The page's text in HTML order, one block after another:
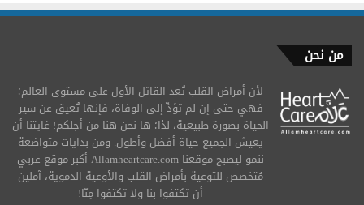
من نحن
لأن أمراض القلب تُعد القاتل الأول على مستوى العالم؛
فهي حتى إن لم تؤدِّ إلى الوفاة، فإنها تُعيق عن سير
الحياة بصورة طبيعية، لذا؛ ها نحن هنا من أجلكم! غايتنا أن
يعيش الجميع حياة أفضل وأطول. ومن بدايات متواضعة
ننمو ليصبح موقعنا Allamheartcare.com أكبر موقع عربي
مُتخصص للتوعية بأمراض القلب والأوعية الدموية، آملين
أن تكتفوا بنا ولا تكتفوا مِنّا!